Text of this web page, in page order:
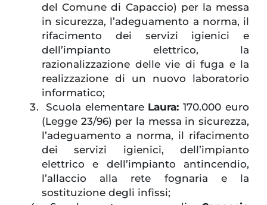
del Comune di Capaccio) per la messa
in sicurezza, l’adeguamento a norma, il
rifacimento dei servizi igienici e
dell’impianto elettrico, la
razionalizzazione delle vie di fuga e la
realizzazione di un nuovo laboratorio
informatico;
Scuola elementare Laura: 170.000 euro
(Legge 23/96) per la messa in sicurezza,
l’adeguamento a norma, il rifacimento
dei servizi igienici, dell’impianto
elettrico e dell’impianto antincendio,
l’allaccio alla rete fognaria e la
sostituzione degli infissi;